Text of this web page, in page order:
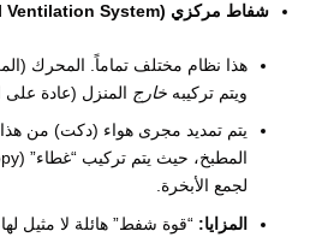
شفاط مركزي (Central Ventilation System):
هذا نظام مختلف تماماً. المحرك
ويتم تركيبهخارج المنزل (عادة
يتم تمديد مجرى هواء (دكت) من
لجمع الأبخرة.
المزايا: “قوة شفط” هائلة لا مثيل